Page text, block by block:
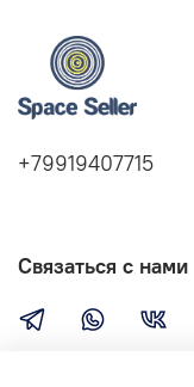
+79919407715
Связаться с нами